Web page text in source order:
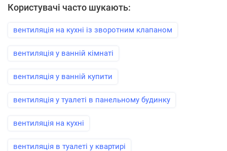
Користувачі часто шукають:
вентиляція на кухні із зворотним клапаном
вентиляція у ванній кімнаті
вентиляція у ванній купити
вентиляція у туалеті в панельному будинку
вентиляція на кухні
вентиляція в туалеті у квартирі